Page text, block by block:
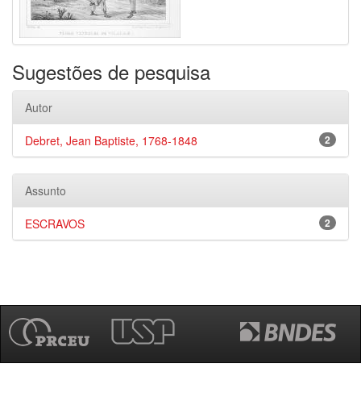
Sugestões de pesquisa
Autor
2
Debret, Jean Baptiste, 1768-1848
Assunto
2
ESCRAVOS